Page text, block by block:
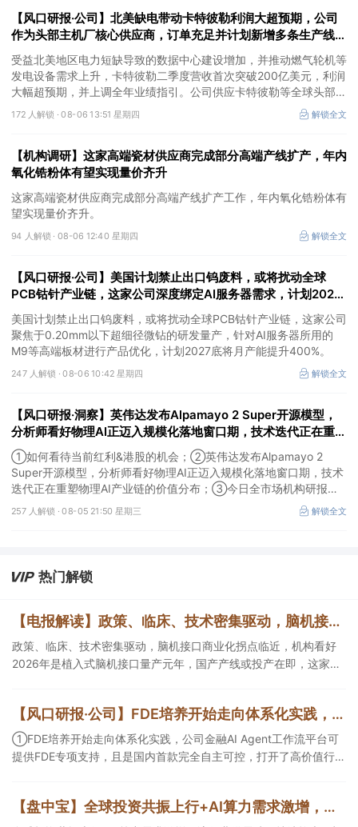
【风口研报·公司】北美缺电带动卡特彼勒利润大超预期，公司
作为头部主机厂核心供应商，订单充足并计划新增多条生产线，
有望抢抓算力备电新机
受益北美地区电力短缺导致的数据中心建设增加，并推动燃气轮机等
发电设备需求上升，卡特彼勒二季度营收首次突破200亿美元，利润
大幅超预期，并上调全年业绩指引。公司供应卡特彼勒等全球头部发
动机主机厂，产品订单充足，并计划2026年新增多条生产线，同时
海外泰国工厂建设顺利推进，有望抢抓算力备电新机，打开成长空
172 人解锁 ·08-06 13:51 星期四 解锁全文
【机构调研】这家高端瓷材供应商完成部分高端产线扩产，年内
氧化锆粉体有望实现量价齐升
这家高端瓷材供应商完成部分高端产线扩产工作，年内氧化锆粉体有
望实现量价齐升。
94 人解锁 · 08-06 12:40 星期四 解锁全文
【风口研报·公司】美国计划禁止出口钨废料，或将扰动全球
PCB钴针产业链，这家公司深度绑定AI服务器需求，计划2027
底将月产能提升400%
美国计划禁止出口钨废料，或将扰动全球PCB钴针产业链，这家公司
聚焦于0.20mm以下超细径微钻的研发量产，针对AI服务器所用的
M9等高端板材进行产品优化，计划2027底将月产能提升400%。
247 人解锁 ·08-06 10:42 星期四 解锁全文
【风口研报·洞察】英伟达发布Alpamayo 2 Super开源模型，
分析师看好物理AI正迈入规模化落地窗口期，技术迭代正在重塑
物理AI产业链的价值分布；如何看待当前红利&港股的机会
①如何看待当前红利&港股的机会；②英伟达发布Alpamayo 2
Super开源模型，分析师看好物理AI正迈入规模化落地窗口期，技术
迭代正在重塑物理AI产业链的价值分布；③今日全市场机构研报共
发布120篇，朗姿股份有望迎来拐点，11家公司获得首度覆盖，其中
天风证券、江航装备获新财富分析师深度覆盖；④在个股机构关注
257 人解锁 ·08-05 21:50 星期三 解锁全文
热门解锁
【电报解读】政策、临床、技术密集驱动，脑机接口商业化拐点临近，机构看好2026年是植入式脑机接口量产元年，国产产线或投产在即，这家公司对多模态人机交互系统集成关键技术进行了研发
政策、临床、技术密集驱动，脑机接口商业化拐点临近，机构看好
2026年是植入式脑机接口量产元年，国产产线或投产在即，这家公
【风口研报·公司】FDE培养开始走向体系化实践，公司金融AIAgent工作流平台可提供FDE专项支持，且是国内首款完全自主可控，打开了高价值行业的落地空间；另有公司兼具成长强确定性、低估值、高股息属性
①FDE培养开始走向体系化实践，公司金融AI Agent工作流平台可
提供FDE专项支持，且是国内首款完全自主可控，打开了高价值行业
付等成长极。
【盘中宝】全球投资共振上行+AI算力需求激增，该行业供需缺口持续拉大，机构称相关板块整体估值已处低位，这家企业细分产品市占率第一